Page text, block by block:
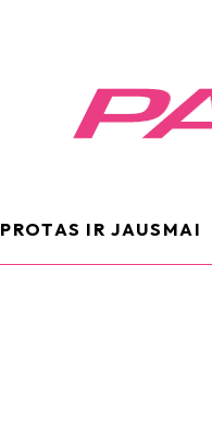
PROTAS IR JAUSMAI